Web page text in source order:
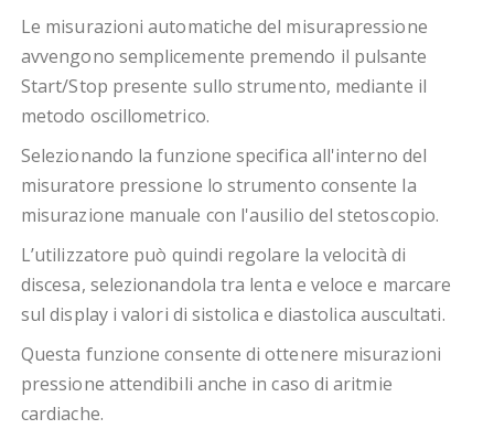
Le misurazioni automatiche del misurapressione
avvengono semplicemente premendo il pulsante
Start/Stop presente sullo strumento, mediante il
metodo oscillometrico.
Selezionando la funzione specifica all'interno del
misuratore pressione lo strumento consente la
misurazione manuale con l'ausilio del stetoscopio.
L’utilizzatore può quindi regolare la velocità di
discesa, selezionandola tra lenta e veloce e marcare
sul display i valori di sistolica e diastolica auscultati.
Questa funzione consente di ottenere misurazioni
pressione attendibili anche in caso di aritmie
cardiache.